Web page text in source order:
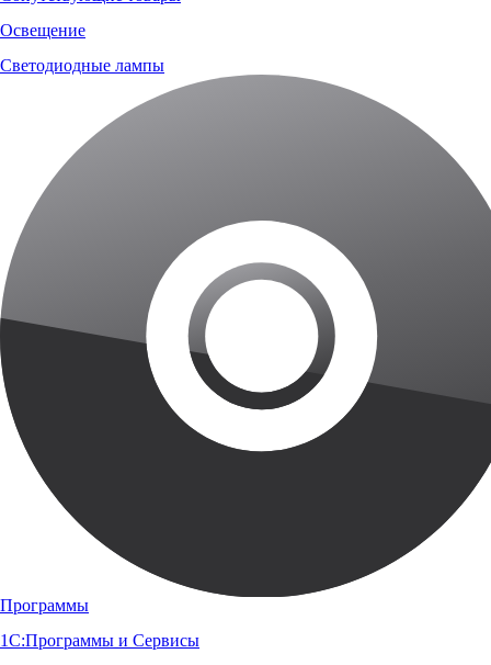
Освещение
Светодиодные лампы
Программы
1С:Программы и Сервисы